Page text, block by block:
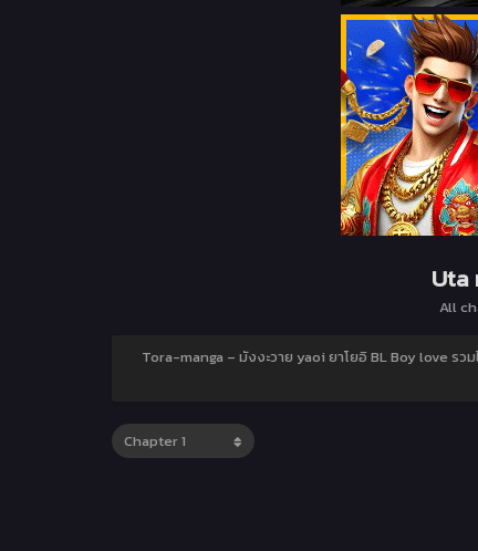
Uta
All
Tora-manga – มังงะวาย yaoi ยาโยอิ BL Boy love รว